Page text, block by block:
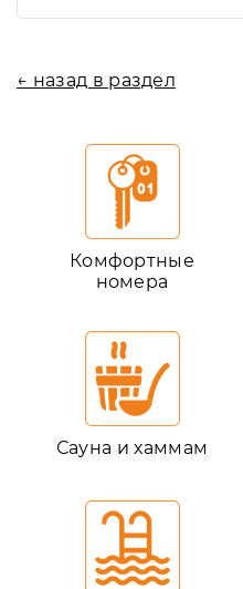
← назад в раздел
Комфортные
номера
Сауна и хаммам